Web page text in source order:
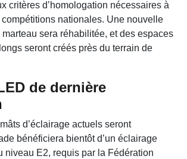
critères d’homologation nécessaires à
compétitions nationales. Une nouvelle
sera réhabilitée, et des espaces
seront créés près du terrain de
de dernière
d’éclairage actuels seront
bénéficiera bientôt d’un éclairage
niveau E2, requis par la Fédération